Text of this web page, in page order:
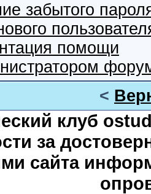
забытого
помощи
<
клуб
за
сайта